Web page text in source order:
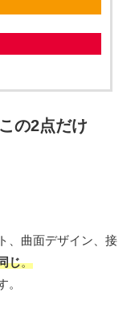
の2点だけ
、曲面デザイン、接
じ。
。